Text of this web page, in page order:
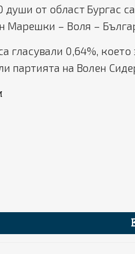
от област Бургас
Марешки – Воля –
гласували 0,64%, което
партията на Волен